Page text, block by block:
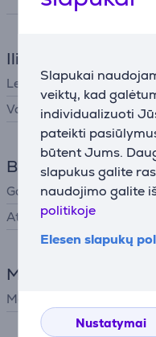
Slapukai
veiktų, kad
individualizuoti
pateikti
būtent Jums.
slapukus galite
naudojimo galite
politikoje
Elesen slapukų
Nustatymai
Iliuminatorius
Lempos tipas
Vardinis šviesos srautas
Bendri parametrai
Gamintojas
Atsparumo klasė (IP)
Maitinimas
Maitinimo šaltinis